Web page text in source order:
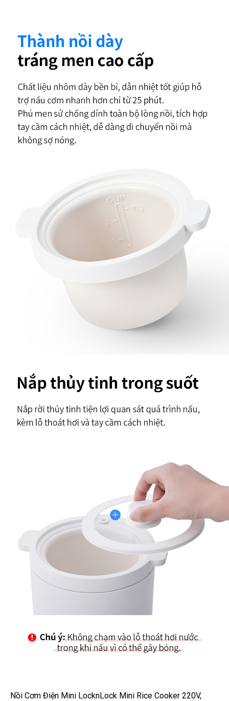
Nồi Cơm Điện Mini LocknLock Mini Rice Cooker 220V,